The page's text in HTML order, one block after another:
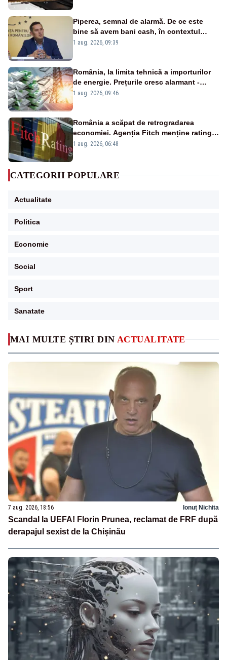
MAI MULTE ȘTIRI DIN ACTUALITATE
7 aug. 2026, 18:56 Ionuț Nichita
Scandal la UEFA! Florin Prunea, reclamat de FRF după
derapajul sexist de la Chișinău
Piperea, semnal de alarmă. De ce este
bine să avem bani cash, în contextul
alertei energetice?
1 aug. 2026, 09:39
România, la limita tehnică a importurilor
de energie. Prețurile cresc alarmant -
Analiză Realitatea Plus
1 aug. 2026, 09:46
România a scăpat de retrogradarea
economiei. Agenția Fitch menține ratingul
„BBB-” cu perspectivă negativă
1 aug. 2026, 06:48
CATEGORII POPULARE
Actualitate
Politica
Economie
Social
Sport
Sanatate